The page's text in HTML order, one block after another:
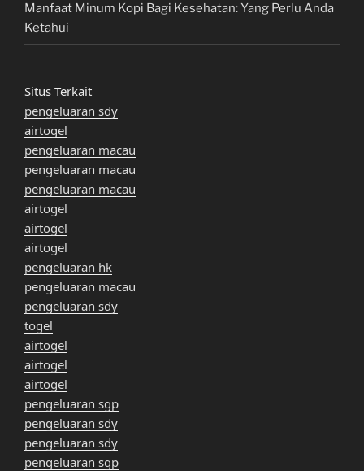
Manfaat Minum Kopi Bagi Kesehatan: Yang Perlu Anda
Ketahui
Situs Terkait
pengeluaran sdy
airtogel
pengeluaran macau
pengeluaran macau
pengeluaran macau
airtogel
airtogel
airtogel
pengeluaran hk
pengeluaran macau
pengeluaran sdy
togel
airtogel
airtogel
airtogel
pengeluaran sgp
pengeluaran sdy
pengeluaran sdy
pengeluaran sgp